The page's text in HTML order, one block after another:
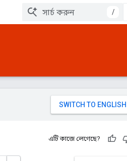
/
এটি কাজে লেগেছে?